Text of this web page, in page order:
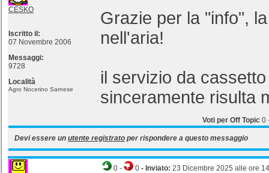
CESKO
Iscritto il:
07 Novembre 2006
Messaggi:
9728
Località
Agro Nocerino Sarnese
Grazie per la "info",
nell'aria!
il servizio da
sinceramente risulta
Voti per Off Topic 0
Devi essere un utente registrato per rispondere a questo messaggio
0 - 0 - Inviato: 23 Dicembre 2025 alle ore